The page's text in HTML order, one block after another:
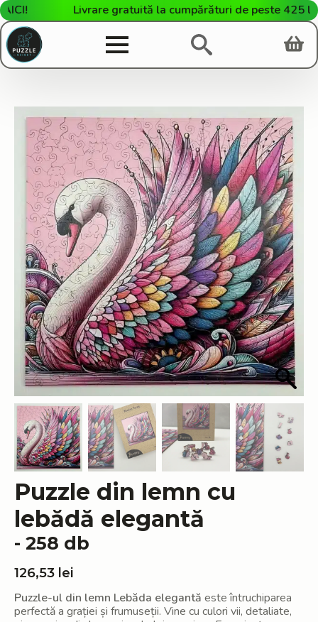
Livrare gratuită la cumpărături de peste 425 lei
Puzzle din lemn cu
lebădă elegantă
- 258 db
126,53 lei
Puzzle-ul din lemn Lebăda elegantă este întruchiparea
perfectă a grației și frumuseții. Vine cu culori vii, detaliate,